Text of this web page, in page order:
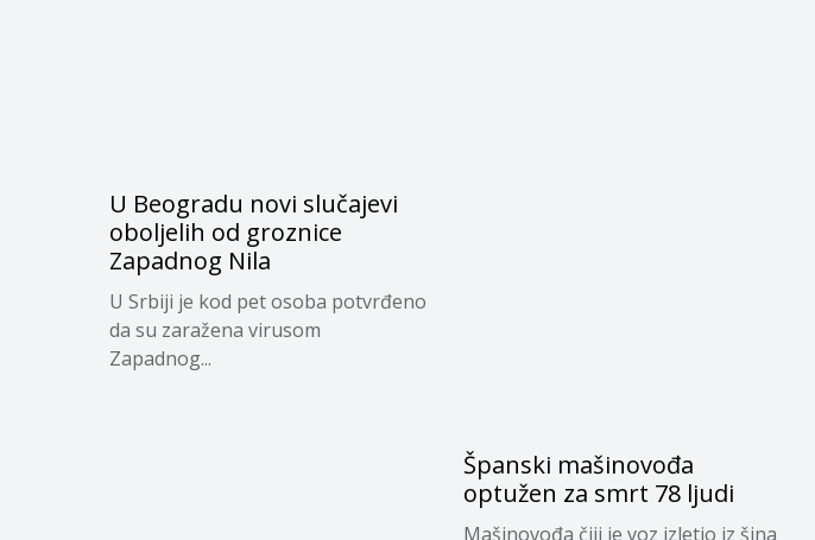
U Beogradu novi slučajevi
oboljelih od groznice
Zapadnog Nila
U Srbiji je kod pet osoba potvrđeno
da su zaražena virusom
Zapadnog...
Španski mašinovođa
optužen za smrt 78 ljudi
Mašinovođa čiji je voz izletio iz šina